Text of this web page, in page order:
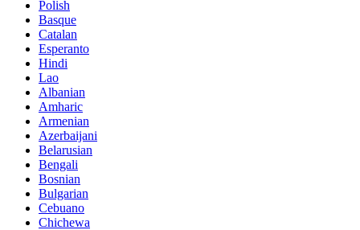
Polish
Basque
Catalan
Esperanto
Hindi
Lao
Albanian
Amharic
Armenian
Azerbaijani
Belarusian
Bengali
Bosnian
Bulgarian
Cebuano
Chichewa